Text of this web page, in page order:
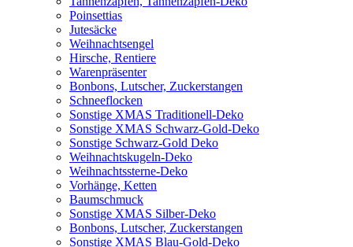
Poinsettias
Jutesäcke
Weihnachtsengel
Hirsche, Rentiere
Warenpräsenter
Bonbons, Lutscher, Zuckerstangen
Schneeflocken
Sonstige XMAS Traditionell-Deko
Sonstige XMAS Schwarz-Gold-Deko
Sonstige Schwarz-Gold Deko
Weihnachtskugeln-Deko
Weihnachtssterne-Deko
Vorhänge, Ketten
Baumschmuck
Sonstige XMAS Silber-Deko
Bonbons, Lutscher, Zuckerstangen
Sonstige XMAS Blau-Gold-Deko